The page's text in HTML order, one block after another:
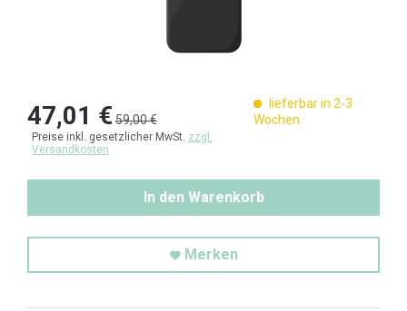
47,01 €59,00 €
Preise inkl. gesetzlicher MwSt. zzgl.
Versandkosten
lieferbar in 2-3
Wochen
In den Warenkorb
Merken